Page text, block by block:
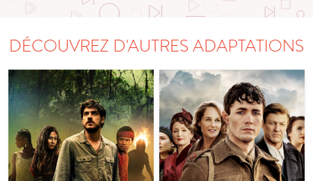
DÉCOUVREZ D'AUTRES ADAPTATIONS